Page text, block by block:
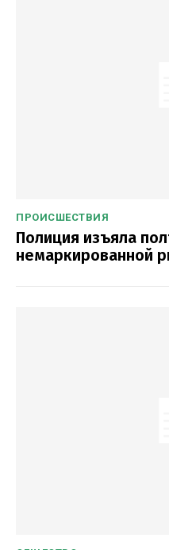
ПРОИСШЕСТВИЯ
Полиция изъяла
немаркированной